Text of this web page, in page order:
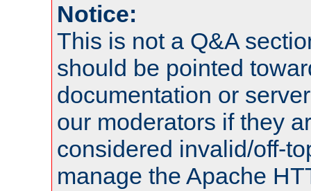
Notice:
This is not a Q&A
should be pointed
documentation or
our moderators if they
considered invalid/off-
manage the Apache